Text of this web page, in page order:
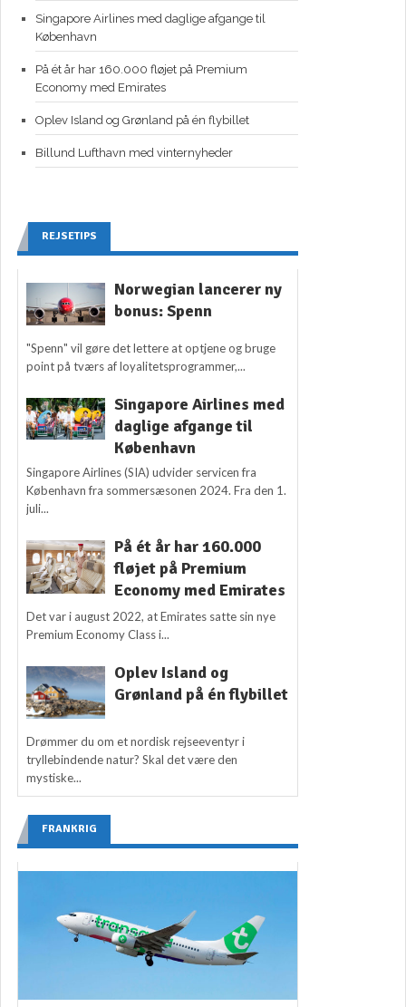
Singapore Airlines med daglige afgange til
København
På ét år har 160.000 fløjet på Premium
Economy med Emirates
Oplev Island og Grønland på én flybillet
Billund Lufthavn med vinternyheder
REJSETIPS
Norwegian lancerer ny
bonus: Spenn
"Spenn" vil gøre det lettere at optjene og bruge
point på tværs af loyalitetsprogrammer,...
Singapore Airlines med
daglige afgange til
København
Singapore Airlines (SIA) udvider servicen fra
København fra sommersæsonen 2024. Fra den 1.
juli...
På ét år har 160.000
fløjet på Premium
Economy med Emirates
Det var i august 2022, at Emirates satte sin nye
Premium Economy Class i...
Oplev Island og
Grønland på én flybillet
Drømmer du om et nordisk rejseeventyr i
tryllebindende natur? Skal det være den
mystiske...
FRANKRIG